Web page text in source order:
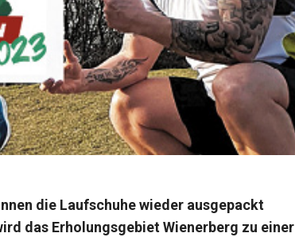
die Laufschuhe wieder ausgepackt
das Erholungsgebiet Wienerberg zu einer